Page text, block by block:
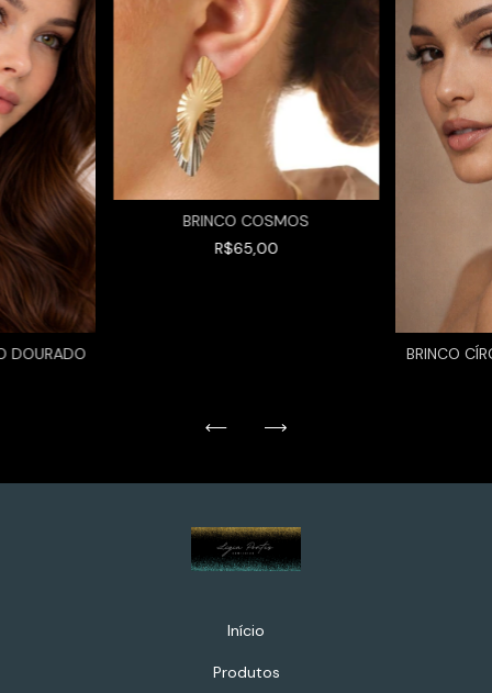
DOURADO
BRINCO COSMOS
R$65,00
BRINCO
Início
Produtos